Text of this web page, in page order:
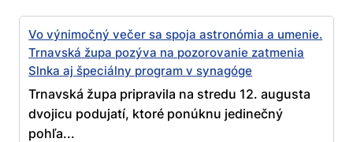
Vo výnimočný večer sa spoja astronómia a umenie.
Trnavská župa pozýva na pozorovanie zatmenia
Slnka aj špeciálny program v synagóge
Trnavská župa pripravila na stredu 12. augusta
dvojicu podujatí, ktoré ponúknu jedinečný
pohľa...